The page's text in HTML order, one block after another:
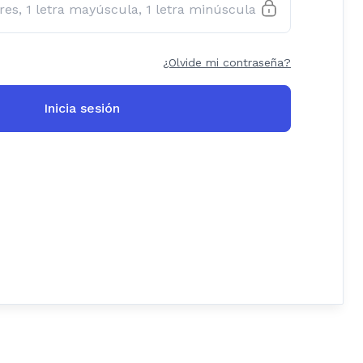
¿Olvide mi contraseña?